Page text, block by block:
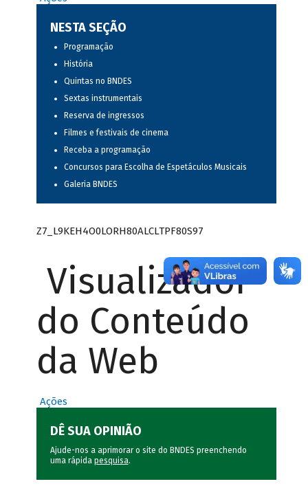
NESTA SEÇÃO
Programação
História
Quintas no BNDES
Sextas instrumentais
Reserva de ingressos
Filmes e festivais de cinema
Receba a programação
Concursos para Escolha de Espetáculos Musicais
Galeria BNDES
Z7_L9KEH4O0LORH80ALCLTPF80S97
Visualizador
do Conteúdo
da Web
Ações
DÊ SUA OPINIÃO
Ajude-nos a aprimorar o site do BNDES preenchendo
uma rápida pesquisa.